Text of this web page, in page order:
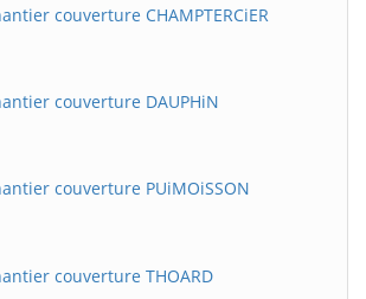
couverture CHAMPTERCiER
couverture DAUPHiN
couverture PUiMOiSSON
couverture THOARD